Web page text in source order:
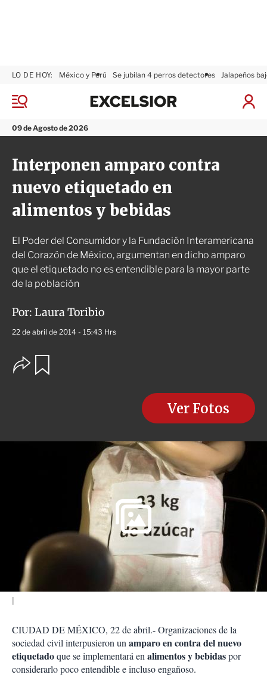
M
n
ú
09 de Agosto de 2026
LO DE HOY: México y Perú Se jubilan 4 perros detectores Jalapeños
I
n
x
l
i
o
Interponen amparo contra
nuevo etiquetado en
alimentos y bebidas
El Poder del Consumidor y la Fundación Interamericana
del Corazón de México, argumentan en dicho amparo
que el etiquetado no es entendible para la mayor parte
de la población
Por: Laura Toribio
22 de abril de 2014 - 15:43 Hrs
O
p
s
t
i
r
Ver Fotos
CIUDAD DE MÉXICO, 22 de abril.- Organizaciones de la
sociedad civil interpusieron un amparo en contra del nuevo
etiquetadoque se implementará en alimentos y bebidaspor
considerarlo poco entendible e incluso engañoso.